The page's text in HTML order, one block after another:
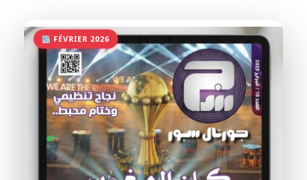
FÉVRIER 2026